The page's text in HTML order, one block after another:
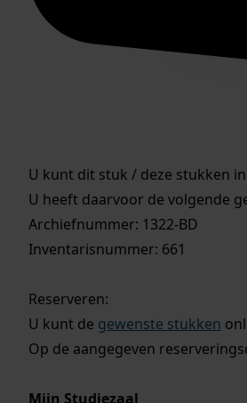
U kunt dit stuk / deze stukken
U heeft daarvoor de volgende
Archiefnummer: 1322-BD
Inventarisnummer: 661
Reserveren:
U kunt de gewenste stukken
Op de aangegeven
Mijn Studiezaal